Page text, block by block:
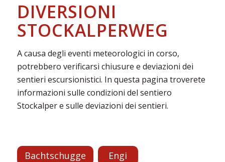
DIVERSIONI
STOCKALPERWEG
A causa degli eventi meteorologici in corso,
potrebbero verificarsi chiusure e deviazioni dei
sentieri escursionistici. In questa pagina troverete
informazioni sulle condizioni del sentiero
Stockalper e sulle deviazioni dei sentieri.
Bachtschugge Engi